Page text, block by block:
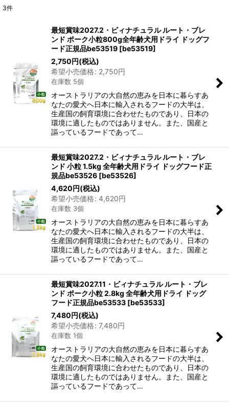
並び順:
絞り込む
3件
最短賞味2027.2・ビィナチュラル ルート・ブレ
ンド ポーク小粒800g全年齢犬用ドライ ドッグフ
ード正規品be53519 [be53519]
2,750円(税込)
希望小売価格: 2,750円
在庫数 5個
オーストラリアの大自然の恵みを日本に暮らすあ
なたの愛犬へ日本に輸入されるフードの大半は、
生産国の飼育環境に合わせたものであり、日本の
環境に適したものではありません。また、国産と
謳っているフードであって…
最短賞味2027.2・ビィナチュラル ルート・ブレ
ンド 小粒 1.5kg 全年齢犬用ドライ ドッグフード正
規品be53526 [be53526]
4,620円(税込)
希望小売価格: 4,620円
在庫数 3個
オーストラリアの大自然の恵みを日本に暮らすあ
なたの愛犬へ日本に輸入されるフードの大半は、
生産国の飼育環境に合わせたものであり、日本の
環境に適したものではありません。また、国産と
謳っているフードであって…
最短賞味2027.11・ビィナチュラル ルート・ブレ
ンド ポーク小粒 2.8kg 全年齢犬用ドライ ドッグ
フード正規品be53533 [be53533]
7,480円(税込)
希望小売価格: 7,480円
在庫数 1個
オーストラリアの大自然の恵みを日本に暮らすあ
なたの愛犬へ日本に輸入されるフードの大半は、
生産国の飼育環境に合わせたものであり、日本の
環境に適したものではありません。また、国産と
謳っているフードであって…